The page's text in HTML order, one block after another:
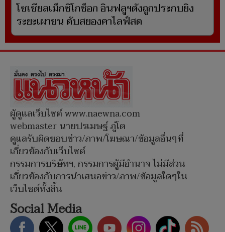
โซเชียลเม็กซิโกช็อก อินฟลูฯดังถูกประกบยิง
ระยะเผาขน ดับสยองคาไลฟ์สด
ผู้ดูแลเว็บไซต์ www.naewna.com
webmaster นายปรเมษฐ์ ภู่โต
ดูแลรับผิดชอบข่าว/ภาพ/โฆษณา/ข้อมูลอื่นๆที่
เกี่ยวข้องกับเว็บไซต์
กรรมการบริษัทฯ, กรรมการผู้มีอำนาจ ไม่มีส่วน
เกี่ยวข้องกับการนำเสนอข่าว/ภาพ/ข้อมูลใดๆใน
เว็บไซต์ทั้งสิ้น
Social Media